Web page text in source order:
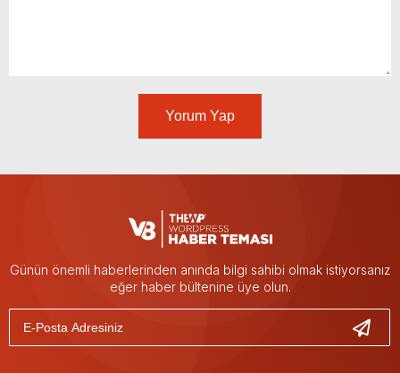
Yorum Yap
Günün önemli haberlerinden anında bilgi sahibi olmak istiyorsanız
eğer haber bültenine üye olun.